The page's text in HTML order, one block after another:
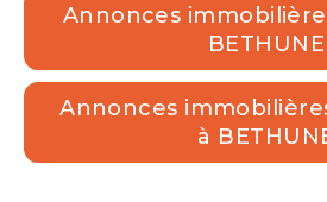
Annonces
BETHUNE
Annonces
à